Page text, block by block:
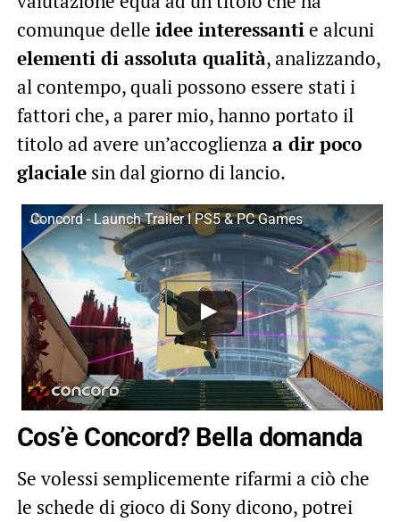
comunque delle idee interessantie alcuni
elementi di assoluta qualità, analizzando,
al contempo, quali possono essere stati i
fattori che, a parer mio, hanno portato il
titolo ad avere un’accoglienza a dir poco
glacialesin dal giorno di lancio.
Concord - Launch Trailer I PS5 & PC Games
Cos’è Concord? Bella domanda
Se volessi semplicemente rifarmi a ciò che
le schede di gioco di Sony dicono, potrei